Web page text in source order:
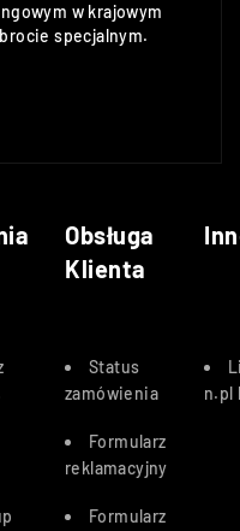
w krajowym
specjalnym.
Obsługa
Klienta
Status
zamówienia
Formularz
reklamacyjny
Formularz
n.pl